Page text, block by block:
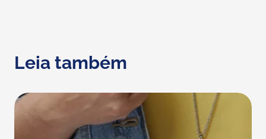
Leia também